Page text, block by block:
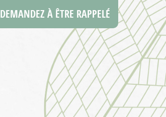
DEMANDEZ À ÊTRE RAPPELÉ